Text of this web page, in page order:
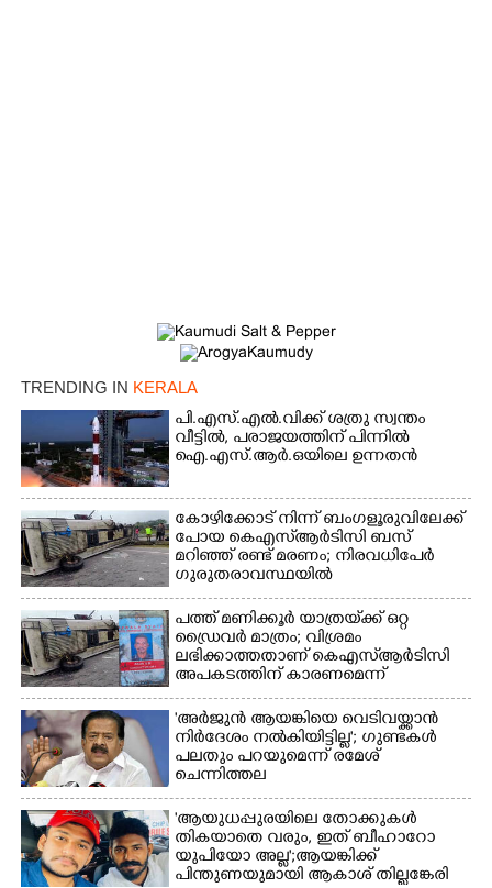
TRENDING IN KERALA
പി.എസ്.എൽ.വിക്ക് ശത്രു സ്വന്തം
വീട്ടിൽ,​ പരാജയത്തിന് പിന്നിൽ
ഐ.എസ്.ആർ.ഒയിലെ ഉന്നതൻ
കോഴിക്കോട് നിന്ന് ബംഗളൂരുവിലേക്ക്
പോയ കെഎസ്‌ആർടിസി ബസ്
മറിഞ്ഞ് രണ്ട് മരണം; നിരവധിപേർ
ഗുരുതരാവസ്ഥയിൽ
പത്ത് മണിക്കൂർ യാത്രയ്‌ക്ക് ഒറ്റ
ഡ്രൈവർ മാത്രം; വിശ്രമം
ലഭിക്കാത്തതാണ് കെഎസ്‌ആർടിസി
അപകടത്തിന് കാരണമെന്ന്
വിമർശനം
'അർജുൻ ആയങ്കിയെ വെടിവയ്ക്കാൻ
നിർദേശം നൽകിയിട്ടില്ല'; ഗുണ്ടകൾ
പലതും പറയുമെന്ന് രമേശ്
ചെന്നിത്തല
'ആയുധപ്പുരയിലെ തോക്കുകൾ
തികയാതെ വരും, ഇത് ബീഹാറോ
യുപിയോ അല്ല';ആയങ്കിക്ക്
പിന്തുണയുമായി ആകാശ് തില്ലങ്കേരി